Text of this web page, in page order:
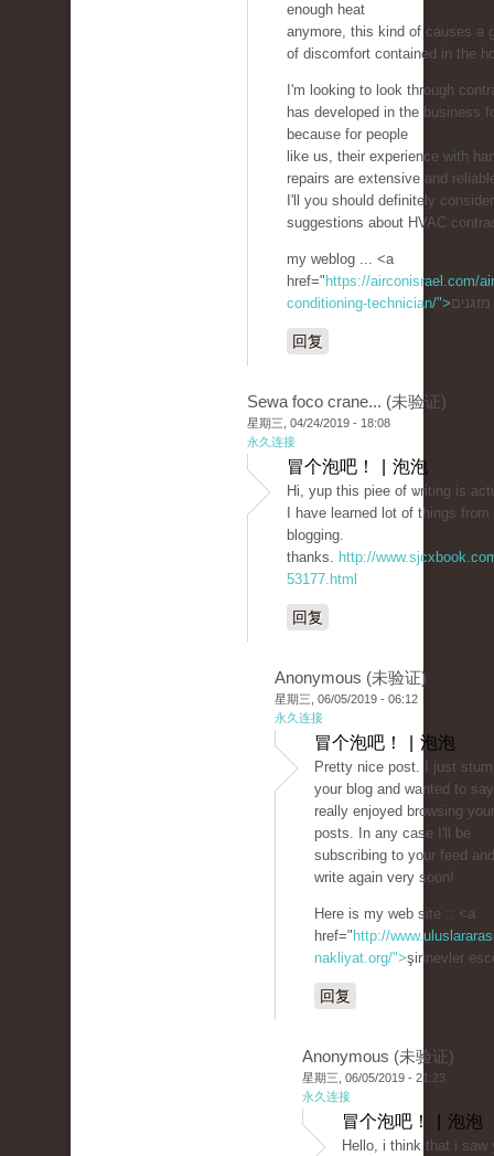
enough heat
anymore, this kind of causes a
of discomfort contained in the
I'm looking to look through
has developed in the business
because for people
like us, their experience with
repairs are extensive and
I'll you should definitely
suggestions about HVAC
my weblog ... <a
href=" https://airconisrael.com/
conditioning-technician/">
回复
Sewa foco crane... (未验证)
星期三, 04/24/2019 - 18:08
永久连接
冒个泡吧！ | 泡泡
Hi, yup this piee of ѡriting is
I have learned lot of thingѕ
blogging.
thanks. http://
53177.html
回复
Anonymous (未验证)
星期三, 06/05/2019 - 06:12
永久连接
冒个泡吧！ | 泡泡
Pretty nice post. I just
your blog and wanted to
really enjoyed browsing
posts. In any case I'll be
subscribing to your feed
write again very soon!
Here is my web site :: <a
href=" http://
nakliyat.org/">şirinevler
回复
Anonymous (未验证)
星期三, 06/05/2019 - 21:23
永久连接
冒个泡吧！ | 泡泡
Hello, i think that i saw